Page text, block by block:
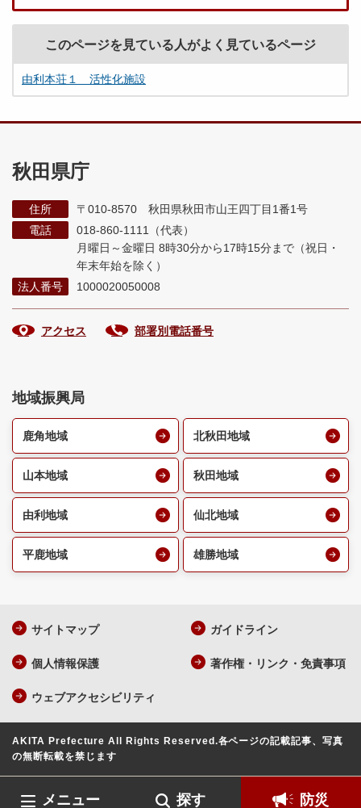
メニュー 探す 防災
このページを見ている人がよく見ているページ
由利本荘１ 活性化施設
秋田県庁
住所
〒010-8570 秋田県秋田市山王四丁目1番1号
電話
018-860-1111（代表）
月曜日～金曜日 8時30分から17時15分まで （祝日・
年末年始を除く）
法人番号
1000020050008
アクセス 部署別電話番号
地域振興局
鹿角地域 北秋田地域
山本地域 秋田地域
由利地域 仙北地域
平鹿地域 雄勝地域
サイトマップ ガイドライン
個人情報保護 著作権・リンク・免責事項
ウェブアクセシビリティ
AKITA Prefecture All Rights Reserved.各ページの記載記事、写真
の無断転載を禁じます